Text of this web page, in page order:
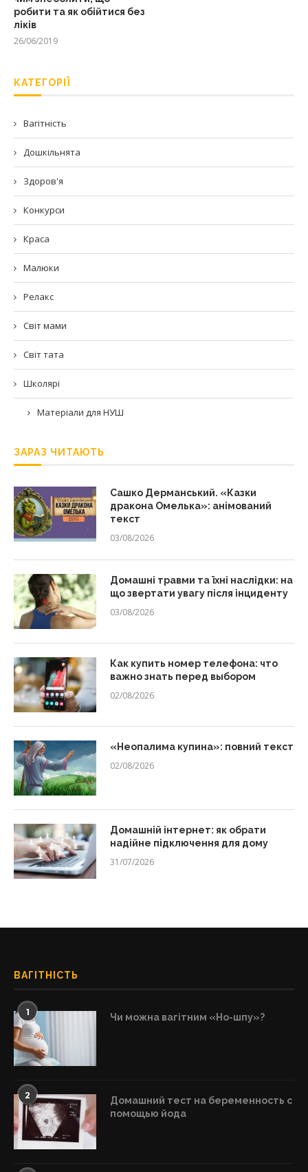
робити та як обійтися без
ліків
26/06/2019
КАТЕГОРІЇ
Вагітність
Дошкільнята
Здоров'я
Конкурси
Краса
Малюки
Релакс
Світ мами
Світ тата
Школярі
Матеріали для НУШ
ЗАРАЗ ЧИТАЮТЬ
Сашко Дерманський. «Казки
дракона Омелька»: анімований
текст
03/08/2026
Домашні травми та їхні наслідки: на
що звертати увагу після інциденту
03/08/2026
Как купить номер телефона: что
важно знать перед выбором
02/08/2026
«Неопалима купина»: повний текст
02/08/2026
Домашній інтернет: як обрати
надійне підключення для дому
31/07/2026
ВАГІТНІСТЬ
1 Чи можна вагітним «Но-шпу»?
2
Домашний тест на беременность с
помощью йода